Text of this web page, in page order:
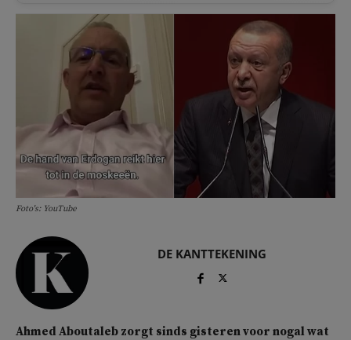
Foto's: YouTube
DE KANTTEKENING
Ahmed Aboutaleb zorgt sinds gisteren voor nogal wat